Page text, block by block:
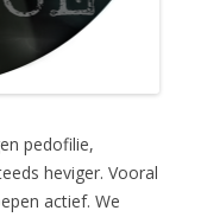
pedofilie,
heviger. Vooral
actief. We